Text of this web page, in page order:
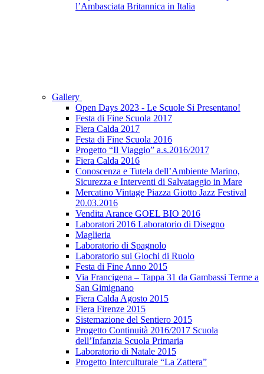
l’Ambasciata Britannica in Italia
Gallery
Open Days 2023 - Le Scuole Si Presentano!
Festa di Fine Scuola 2017
Fiera Calda 2017
Festa di Fine Scuola 2016
Progetto “Il Viaggio” a.s.2016/2017
Fiera Calda 2016
Conoscenza e Tutela dell’Ambiente Marino,
Sicurezza e Interventi di Salvataggio in Mare
Mercatino Vintage Piazza Giotto Jazz Festival
20.03.2016
Vendita Arance GOEL BIO 2016
Laboratori 2016 Laboratorio di Disegno
Maglieria
Laboratorio di Spagnolo
Laboratorio sui Giochi di Ruolo
Festa di Fine Anno 2015
Via Francigena – Tappa 31 da Gambassi Terme a
San Gimignano
Fiera Calda Agosto 2015
Fiera Firenze 2015
Sistemazione del Sentiero 2015
Progetto Continuità 2016/2017 Scuola
dell’Infanzia Scuola Primaria
Laboratorio di Natale 2015
Progetto Interculturale “La Zattera”